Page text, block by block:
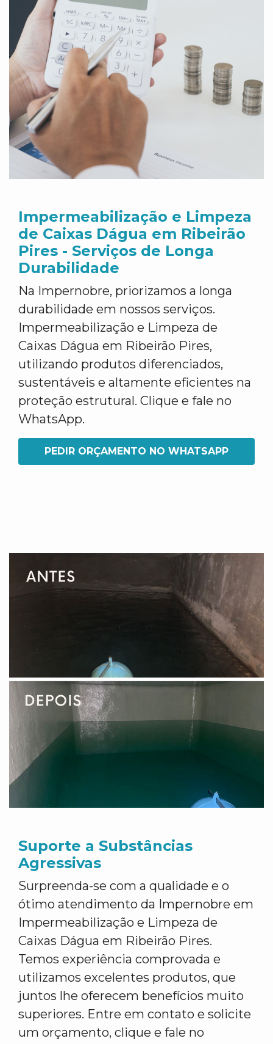
Impermeabilização e Limpeza
de Caixas Dágua em Ribeirão
Pires - Serviços de Longa
Durabilidade
Na Impernobre, priorizamos a longa
durabilidade em nossos serviços.
Impermeabilização e Limpeza de
Caixas Dágua em Ribeirão Pires,
utilizando produtos diferenciados,
sustentáveis e altamente eficientes na
proteção estrutural. Clique e fale no
WhatsApp.
PEDIR ORÇAMENTO NO WHATSAPP
Suporte a Substâncias
Agressivas
Surpreenda-se com a qualidade e o
ótimo atendimento da Impernobre em
Impermeabilização e Limpeza de
Caixas Dágua em Ribeirão Pires.
Temos experiência comprovada e
utilizamos excelentes produtos, que
juntos lhe oferecem benefícios muito
superiores. Entre em contato e solicite
um orçamento, clique e fale no